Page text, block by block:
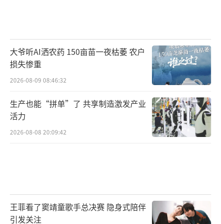
大爷听AI洒农药 150亩苗一夜枯萎 农户
损失惨重
2026-08-09 08:46:32
生产也能“拼单”了 共享制造激发产业
活力
2026-08-08 20:09:42
王菲看了窦靖童歌手总决赛 隐身式陪伴
引发关注